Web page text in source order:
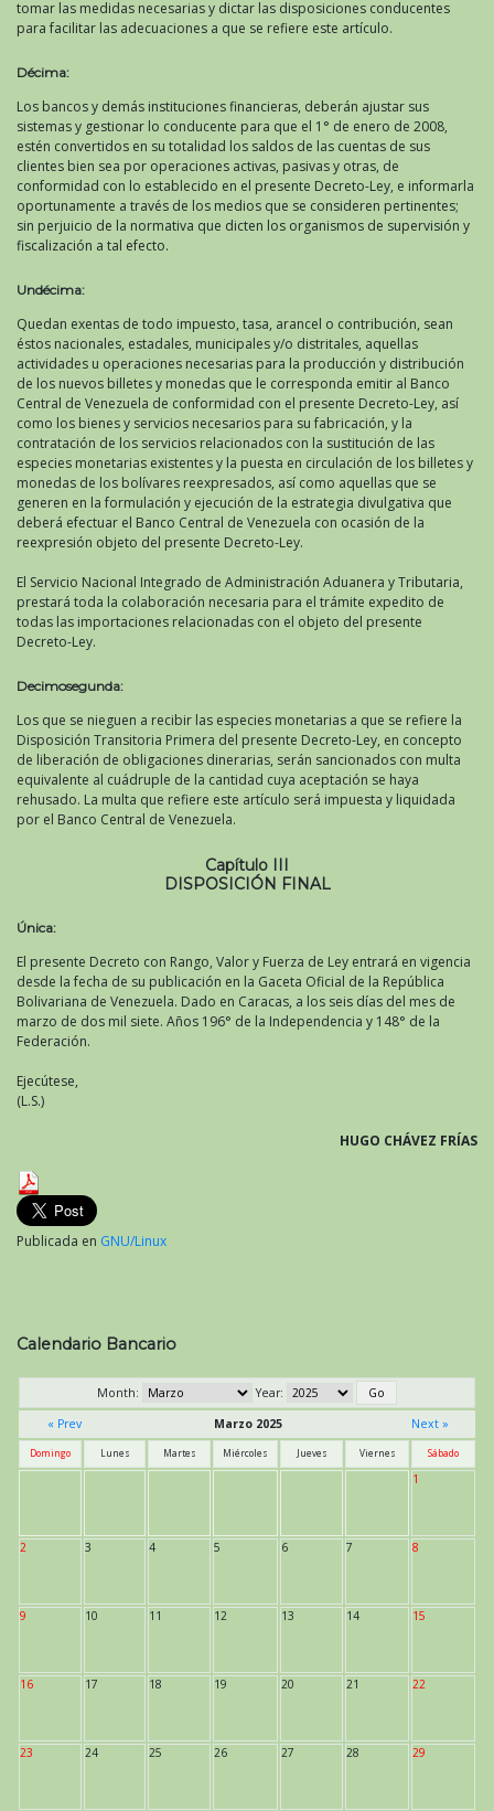
tomar las medidas necesarias y dictar las disposiciones conducentes
para facilitar las adecuaciones a que se refiere este artículo.
Décima:
Los bancos y demás instituciones financieras, deberán ajustar sus
sistemas y gestionar lo conducente para que el 1° de enero de 2008,
estén convertidos en su totalidad los saldos de las cuentas de sus
clientes bien sea por operaciones activas, pasivas y otras, de
conformidad con lo establecido en el presente Decreto-Ley, e informarla
oportunamente a través de los medios que se consideren pertinentes;
sin perjuicio de la normativa que dicten los organismos de supervisión y
fiscalización a tal efecto.
Undécima:
Quedan exentas de todo impuesto, tasa, arancel o contribución, sean
éstos nacionales, estadales, municipales y/o distritales, aquellas
actividades u operaciones necesarias para la producción y distribución
de los nuevos billetes y monedas que le corresponda emitir al Banco
Central de Venezuela de conformidad con el presente Decreto-Ley, así
como los bienes y servicios necesarios para su fabricación, y la
contratación de los servicios relacionados con la sustitución de las
especies monetarias existentes y la puesta en circulación de los billetes y
monedas de los bolívares reexpresados, así como aquellas que se
generen en la formulación y ejecución de la estrategia divulgativa que
deberá efectuar el Banco Central de Venezuela con ocasión de la
reexpresión objeto del presente Decreto-Ley.
El Servicio Nacional Integrado de Administración Aduanera y Tributaria,
prestará toda la colaboración necesaria para el trámite expedito de
todas las importaciones relacionadas con el objeto del presente
Decreto-Ley.
Decimosegunda:
Los que se nieguen a recibir las especies monetarias a que se refiere la
Disposición Transitoria Primera del presente Decreto-Ley, en concepto
de liberación de obligaciones dinerarias, serán sancionados con multa
equivalente al cuádruple de la cantidad cuya aceptación se haya
rehusado. La multa que refiere este artículo será impuesta y liquidada
por el Banco Central de Venezuela.
Capítulo III
DISPOSICIÓN FINAL
Única:
El presente Decreto con Rango, Valor y Fuerza de Ley entrará en vigencia
desde la fecha de su publicación en la Gaceta Oficial de la República
Bolivariana de Venezuela. Dado en Caracas, a los seis días del mes de
marzo de dos mil siete. Años 196° de la Independencia y 148° de la
Federación.
Ejecútese,
(L.S.)
HUGO CHÁVEZ FRÍAS
Publicada en GNU/Linux
Calendario Bancario
Month:
Year:
« Prev
Marzo 2025 Next »
Domingo Lunes Martes Miércoles Jueves Viernes Sábado
1
2 3 4 5 6 7 8
9 10 11 12 13 14 15
16 17 18 19 20 21 22
23 24 25 26 27 28 29